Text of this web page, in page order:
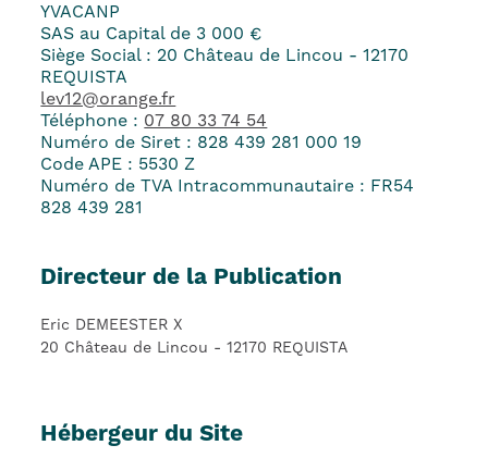
YVACANP
SAS au Capital de 3 000 €
Siège Social : 20 Château de Lincou - 12170
REQUISTA
lev12@orange.fr
Téléphone : 07 80 33 74 54
Numéro de Siret : 828 439 281 000 19
Code APE : 5530 Z
Numéro de TVA Intracommunautaire : FR54
828 439 281
Directeur de la Publication
Eric DEMEESTER X
20 Château de Lincou - 12170 REQUISTA
Hébergeur du Site